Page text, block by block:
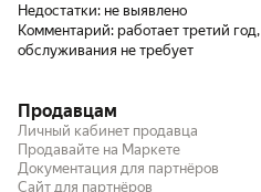
Недостатки: не выявлено
Комментарий: работает третий год,
обслуживания не требует
Продавцам
Личный кабинет продавца
Продавайте на Маркете
Документация для партнёров
Сайт для партнёров